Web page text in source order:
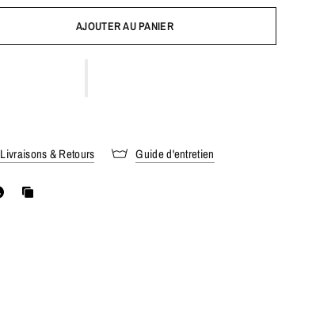
AJOUTER AU PANIER
Livraisons & Retours Guide d'entretien